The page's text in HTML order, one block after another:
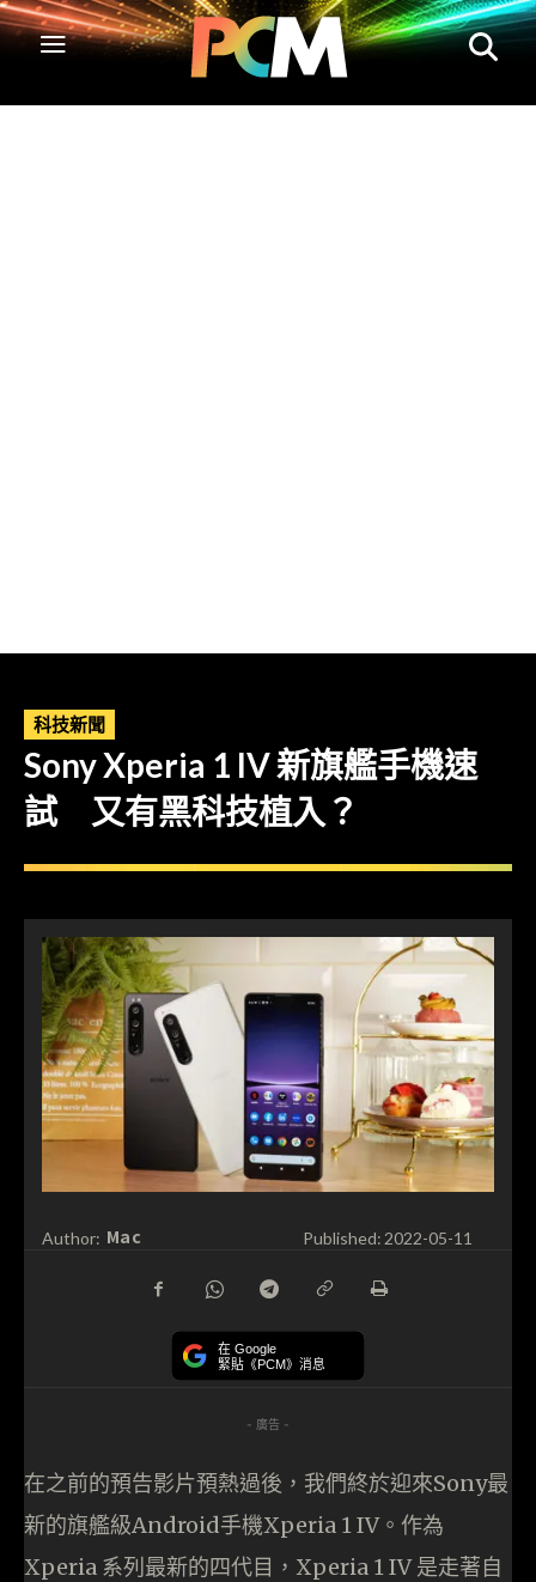
科技新聞
Sony Xperia 1 IV 新旗艦手機速
試 又有黑科技植入？
Author: Mac Published: 2022-05-11
在 Google
緊貼《PCM》消息
- 廣告 -
在之前的預告影片預熱過後，我們終於迎來Sony最
新的旗艦級Android手機Xperia 1 IV。作為
Xperia 系列最新的四代目，Xperia 1 IV 是走著自